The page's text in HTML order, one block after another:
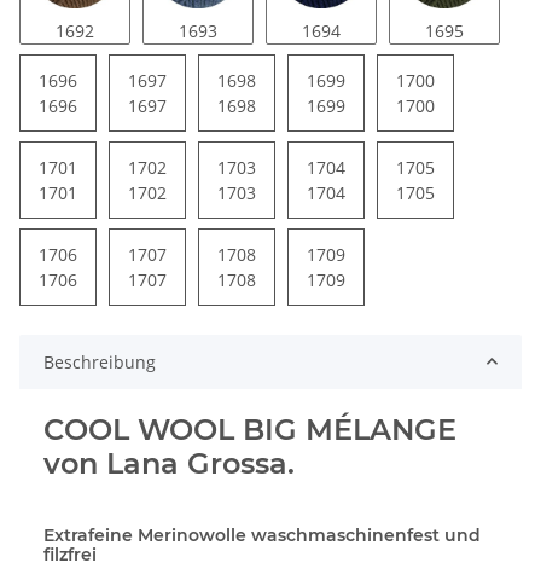
1692 1693 1694 1695
1696
1696
1697
1697
1698
1698
1699
1699
1700
1700
1701
1701
1702
1702
1703
1703
1704
1704
1705
1705
1706
1706
1707
1707
1708
1708
1709
1709
Beschreibung
COOL WOOL BIG MÉLANGE
von Lana Grossa.
Extrafeine Merinowolle waschmaschinenfest und
filzfrei